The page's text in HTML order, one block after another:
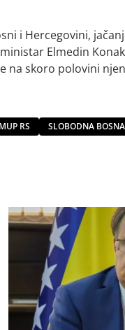
i Hercegovini,
Elmedin
na skoro polovini
MUP RS SLOBODNA BOSNA